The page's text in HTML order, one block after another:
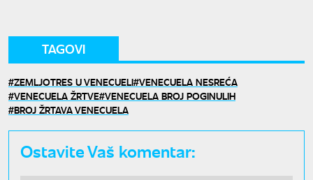
TAGOVI
ZEMLJOTRES U VENECUELI VENECUELA NESREĆA
VENECUELA ŽRTVE VENECUELA BROJ POGINULIH
BROJ ŽRTAVA VENECUELA
Ostavite Vaš komentar: